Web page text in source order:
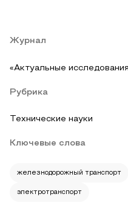
Журнал
«Актуальные
Рубрика
Технические науки
Ключевые слова
железнодорожный транспорт
электротранспорт